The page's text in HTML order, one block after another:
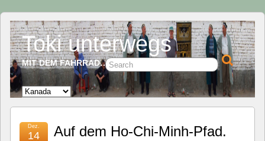
Toki unterwegs
MIT DEM FAHRRAD…
Auf dem Ho-Chi-Minh-Pfad.
Dez.
14